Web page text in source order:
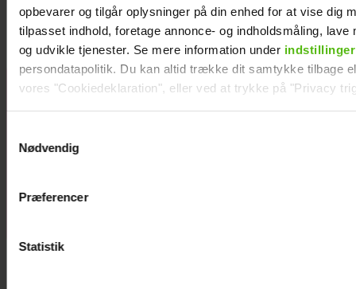
opbevarer og tilgår oplysninger på din enhed for at vise dig
tilpasset indhold, foretage annonce- og indholdsmåling, lave
og udvikle tjenester. Se mere information under indstillinger
persondatapolitik. Du kan altid trække dit samtykke tilbage
vores "Cookiedeklaration", eller ved at trykke på "Privacy
Vi anvender egne cookies og cookies fra tredjeparter til at
generere statistik og huske dine præferencer samt til brug
Nødvendig
Præferencer
Statistik
Her er alle de
kendte